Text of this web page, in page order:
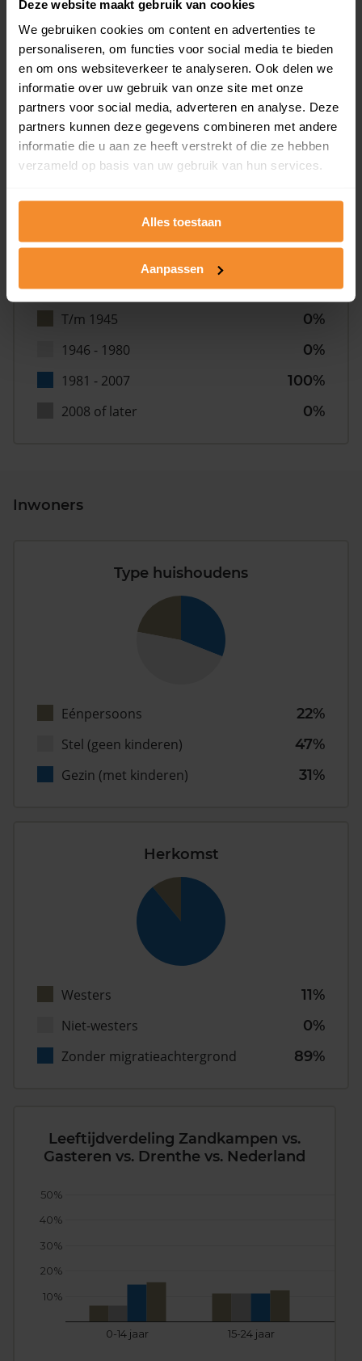
Deze website maakt gebruik van cookies
We gebruiken cookies om content en advertenties te
personaliseren, om functies voor social media te bieden
en om ons websiteverkeer te analyseren. Ook delen we
informatie over uw gebruik van onze site met onze
partners voor social media, adverteren en analyse. Deze
partners kunnen deze gegevens combineren met andere
informatie die u aan ze heeft verstrekt of die ze hebben
verzameld op basis van uw gebruik van hun services.
Alles toestaan
Aanpassen
0%
T/m 1945
0%
1946 - 1980
0%
1981 - 2007
100%
2008 of later
0%
Inwoners
Type huishoudens
Eénpersoons
22%
Stel (geen kinderen)
47%
Gezin (met kinderen)
31%
Herkomst
Westers
11%
Niet-westers
0%
Zonder migratieachtergrond
89%
Leeftijdverdeling Zandkampen vs.
Gasteren vs. Drenthe vs. Nederland
0-14 jaar 15-24 jaar
10%
20%
30%
40%
50%